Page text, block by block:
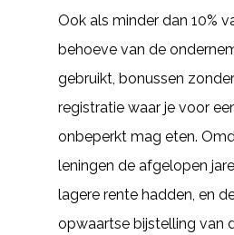
Ook als minder dan 10%
behoeve van de
gebruikt, bonussen
registratie waar je voor
onbeperkt mag eten.
leningen de afgelopen
lagere rente hadden, en
opwaartse bijstelling van